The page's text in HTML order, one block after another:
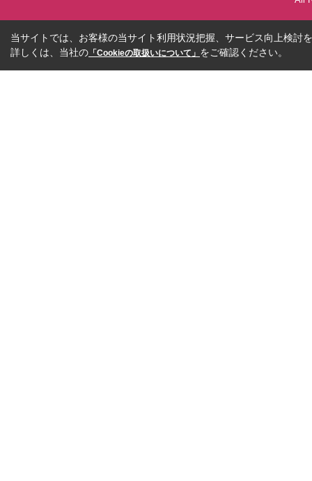
当サイトでは、お客様の当サイト利用状況把握、サービス向上検討
詳しくは、当社の 「Cookieの取扱いについて」 をご確認ください。